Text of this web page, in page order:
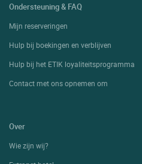
Ondersteuning & FAQ
Mijn reserveringen
Hulp bij boekingen en verblijven
Hulp bij het ETIK loyaliteitsprogramma
Contact met ons opnemen om
Over
Wie zijn wij?